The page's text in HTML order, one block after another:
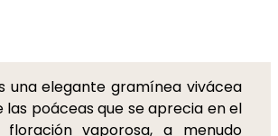
una elegante gramínea vivácea
las poáceas que se aprecia en el
vaporosa, a menudo